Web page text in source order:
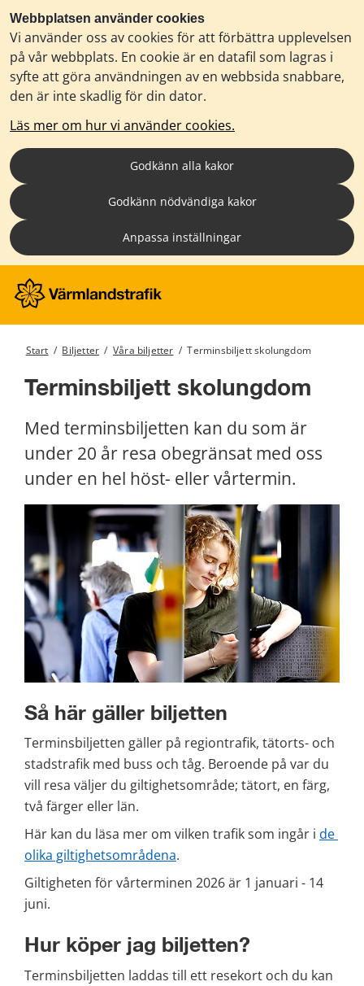
Webbplatsen använder cookies
Vi använder oss av cookies för att förbättra upplevelsen
på vår webbplats. En cookie är en datafil som lagras i
syfte att göra användningen av en webbsida snabbare,
den är inte skadlig för din dator.
Läs mer om hur vi använder cookies.
Godkänn alla kakor
Godkänn nödvändiga kakor
Anpassa inställningar
Start / Biljetter / Våra biljetter / Terminsbiljett skolungdom
Terminsbiljett skolungdom
Med terminsbiljetten kan du som är
under 20 år resa obegränsat med oss
under en hel höst- eller vårtermin.
Så här gäller biljetten
Terminsbiljetten gäller på regiontrafik, tätorts- och
stadstrafik med buss och tåg. Beroende på var du
vill resa väljer du giltighetsområde; tätort, en färg,
två färger eller län.
Här kan du läsa mer om vilken trafik som ingår i de
olika giltighetsområdena.
Giltigheten för vårterminen 2026 är 1 januari - 14
juni.
Hur köper jag biljetten?
Terminsbiljetten laddas till ett resekort och du kan